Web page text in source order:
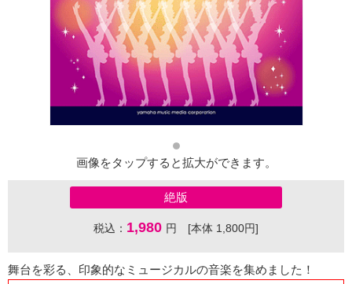
画像をタップすると拡大ができます。
絶版
税込： 1,980 円 [本体 1,800円]
舞台を彩る、印象的なミュージカルの音楽を集めました！